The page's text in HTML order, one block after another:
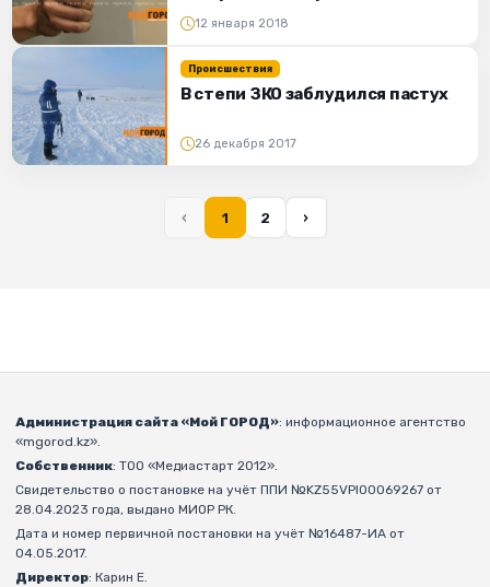
12 января 2018
Происшествия
В степи ЗКО заблудился пастух
26 декабря 2017
‹ 1 2 ›
Администрация сайта «Мой ГОРОД»: информационное агентство
«mgorod.kz».
Собственник: ТОО «Медиастарт 2012».
Свидетельство о постановке на учёт ППИ №KZ55VPI00069267 от
28.04.2023 года, выдано МИОР РК.
Дата и номер первичной постановки на учёт №16487-ИА от
04.05.2017.
Директор: Карин Е.